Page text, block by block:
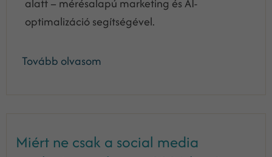
alatt – mérésalapú marketing és AI-
optimalizáció segítségével.
Tovább olvasom
Miért ne csak a social media